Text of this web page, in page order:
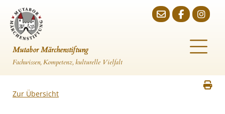
Mutabor Märchenstiftung
Fachwissen, Kompetenz, kulturelle Vielfalt
Zur Übersicht